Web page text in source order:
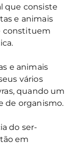
que consiste
e animais
constituem
e animais
vários
quando um
de organismo.
do ser-
em